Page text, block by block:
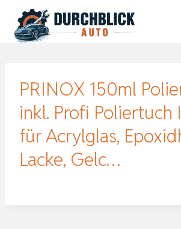
Inhalt
springen
PRINOX 150ml
inkl. Profi Poliertuch
für Acrylglas,
Lacke, Gelc…